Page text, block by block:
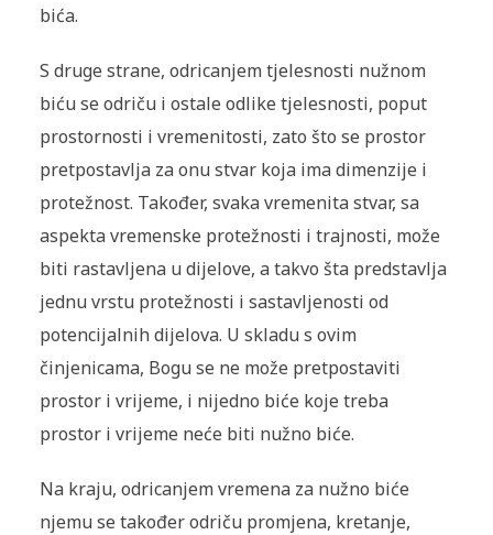
bića.
S druge strane, odricanjem tjelesnosti nužnom
biću se odriču i ostale odlike tjelesnosti, poput
prostornosti i vremenitosti, zato što se prostor
pretpostavlja za onu stvar koja ima dimenzije i
protežnost. Također, svaka vremenita stvar, sa
aspekta vremenske protežnosti i trajnosti, može
biti rastavljena u dijelove, a takvo šta predstavlja
jednu vrstu protežnosti i sastavljenosti od
potencijalnih dijelova. U skladu s ovim
činjenicama, Bogu se ne može pretpostaviti
prostor i vrijeme, i nijedno biće koje treba
prostor i vrijeme neće biti nužno biće.
Na kraju, odricanjem vremena za nužno biće
njemu se također odriču promjena, kretanje,